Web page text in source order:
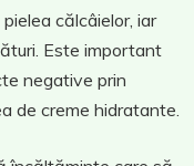
călcâielor, iar
Este important
negative prin
de creme hidratante.